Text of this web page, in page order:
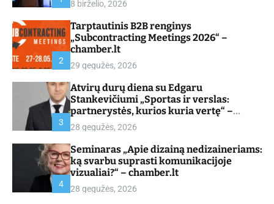
8 birželio, 2026
2
Tarptautinis B2B renginys
„Subcontracting Meetings 2026“ –
chamber.lt
29 gegužės, 2026
3
Atvirų durų diena su Edgaru
Stankevičiumi „Sportas ir verslas:
partnerystės, kurios kuria vertę“ –
chamber.lt
28 gegužės, 2026
4
Seminaras „Apie dizainą nedizaineriams:
ką svarbu suprasti komunikacijoje
vizualiai?“ – chamber.lt
28 gegužės, 2026